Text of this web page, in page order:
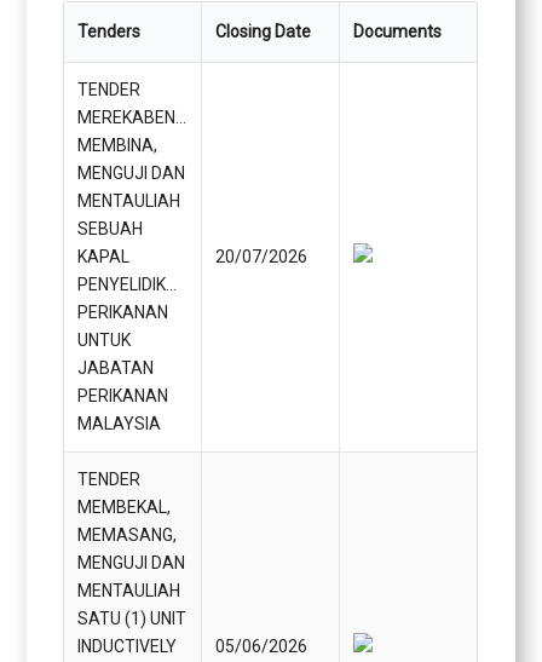
Tenders Closing Date Documents
TENDER
MEREKABENTUK,
MEMBINA,
MENGUJI DAN
MENTAULIAH
SEBUAH
KAPAL
PENYELIDIKAN
PERIKANAN
UNTUK
JABATAN
PERIKANAN
MALAYSIA
20/07/2026
TENDER
MEMBEKAL,
MEMASANG,
MENGUJI DAN
MENTAULIAH
SATU (1) UNIT
INDUCTIVELY
05/06/2026